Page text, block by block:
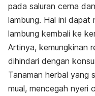
pada saluran cerna
lambung. Hal ini dapat
lambung kembali ke
Artinya, kemungkinan
dihindari dengan
Tanaman herbal yang
mual, mencegah nyeri